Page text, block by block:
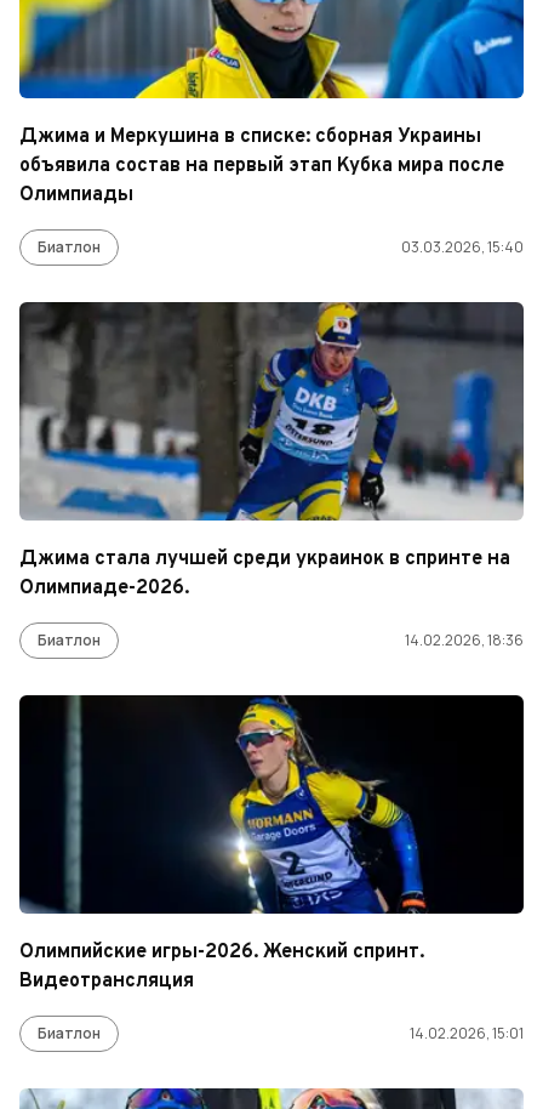
Джима и Меркушина в списке: сборная Украины
объявила состав на первый этап Кубка мира после
Олимпиады
Биатлон 03.03.2026, 15:40
Джима стала лучшей среди украинок в спринте на
Олимпиаде-2026.
Биатлон 14.02.2026, 18:36
Олимпийские игры-2026. Женский спринт.
Видеотрансляция
Биатлон 14.02.2026, 15:01